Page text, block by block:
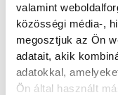
valamint
közösségi média-,
megosztjuk az Ön
adatait, akik
adatokkal,
Ön által használt
VESC
Szokolik Gergely
Palotai Nándor